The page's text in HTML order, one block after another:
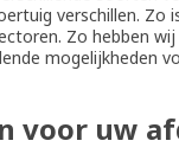
verschillen. Zo
Zo hebben
mogelijkheden
voor uw